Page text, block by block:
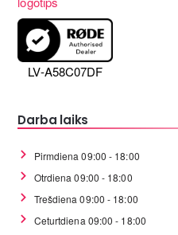
LV-A58C07DF
Darba laiks
Pirmdiena 09:00 - 18:00
Otrdiena 09:00 - 18:00
Trešdiena 09:00 - 18:00
Ceturtdiena 09:00 - 18:00